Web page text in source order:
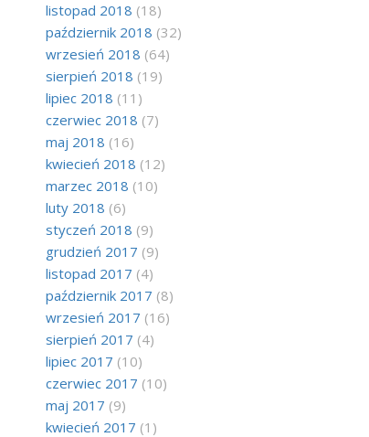
listopad 2018 (18)
październik 2018 (32)
wrzesień 2018 (64)
sierpień 2018 (19)
lipiec 2018 (11)
czerwiec 2018 (7)
maj 2018 (16)
kwiecień 2018 (12)
marzec 2018 (10)
luty 2018 (6)
styczeń 2018 (9)
grudzień 2017 (9)
listopad 2017 (4)
październik 2017 (8)
wrzesień 2017 (16)
sierpień 2017 (4)
lipiec 2017 (10)
czerwiec 2017 (10)
maj 2017 (9)
kwiecień 2017 (1)